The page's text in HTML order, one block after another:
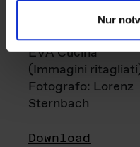
Nur
EVA Cucina
(Immagini
Fotografo: Lorenz
Sternbach
Download